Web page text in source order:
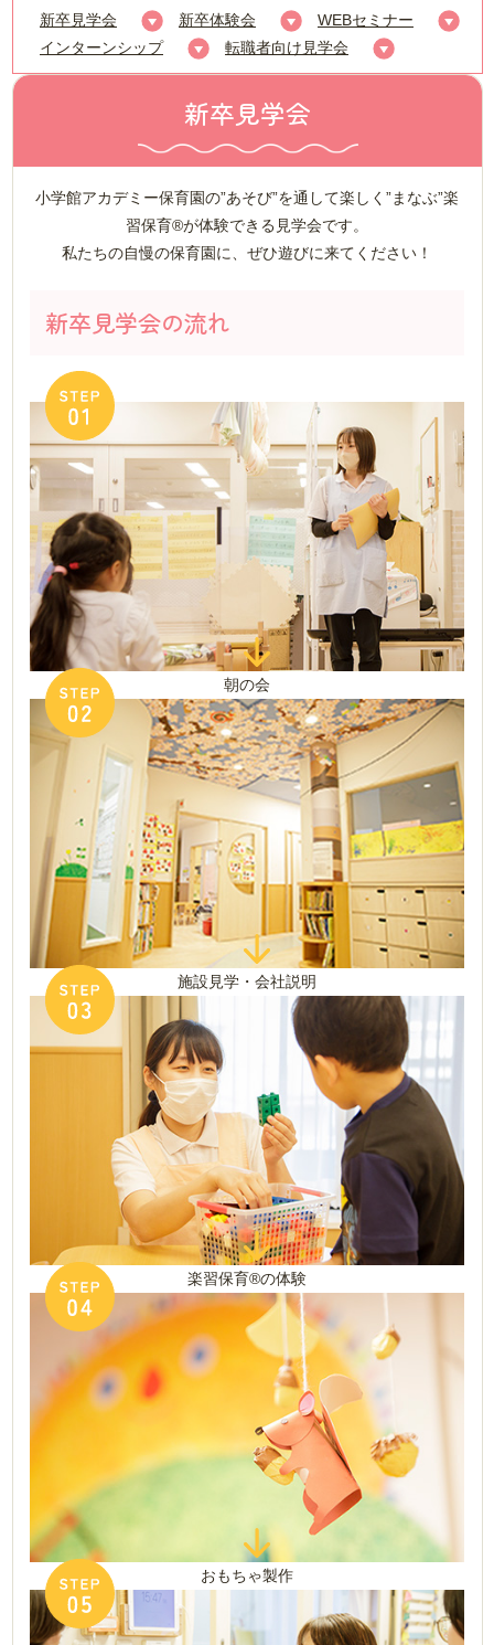
新卒見学会 新卒体験会
WEBセミナー
インターンシップ
転職者向け見学会
新卒見学会
小学館アカデミー保育園の”あそび”を通して楽しく”まなぶ”楽
習保育®が体験できる見学会です。
私たちの自慢の保育園に、ぜひ遊びに来てください！
新卒見学会の流れ
朝の会
施設見学・会社説明
楽習保育®の体験
おもちゃ製作